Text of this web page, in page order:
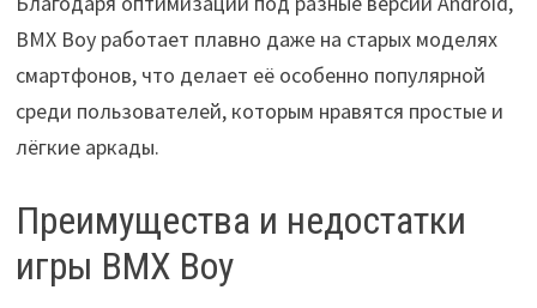
BMX Boy работает плавно даже на старых моделях
смартфонов, что делает её особенно популярной
среди пользователей, которым нравятся простые и
лёгкие аркады.
Преимущества и недостатки
игры BMX Boy